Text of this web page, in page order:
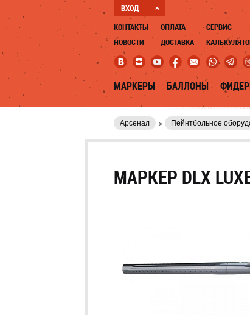
ВХОД
КОНТАКТЫ
НОВОСТИ
ОПЛАТА
ДОСТАВКА
СЕРВИС
МАРКЕРЫ БАЛЛОНЫ
Арсенал Пейнтбольное
МАРКЕР DLX